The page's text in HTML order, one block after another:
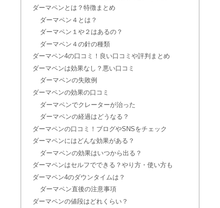
医療ハイフin銀座｜安い美容外科＆皮
膚科8選【痩身・二の腕】
医療用ハイフが福岡で安い｜おすすめ
美容外科9選
【口角・肩・エラ】ボトックスが福岡
で安い｜おすすめ美容皮膚科10選
肩ボトックスが名古屋で安いおすすめ
10選【口角・エラ・ふくらはぎ・脇
汗】
ダーマペンとは？特徴まとめ
ダーマペン４とは？
ダーマペン１や２はあるの？
ダーマペン４の針の種類
ダーマペン4の口コミ！良い口コミや評判まとめ
ダーマペンは効果なし？悪い口コミ
ダーマペンの失敗例
ダーマペンの効果の口コミ
ダーマペンでクレーターが治った
ダーマペンの経過はどうなる？
ダーマペンの口コミ！ブログやSNSをチェック
ダーマペンにはどんな効果がある？
ダーマペンの効果はいつから出る？
ダーマペンはセルフでできる？やり方・使い方も
ダーマペン4のダウンタイムは？
ダーマペン直後の注意事項
ダーマペンの値段はどれくらい？